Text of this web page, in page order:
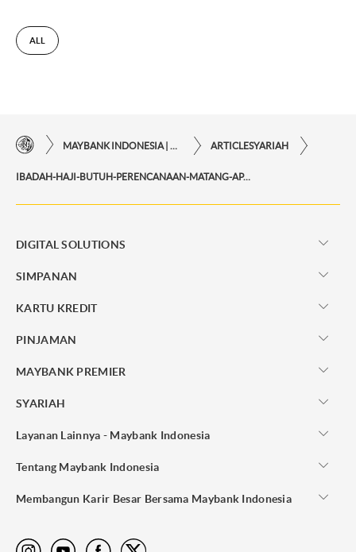
ALL
ARTICLESYARIAH
IBADAH-HAJI-BUTUH-PERENCANAAN-MATANG-APA-SAJA
DIGITAL SOLUTIONS
SIMPANAN
KARTU KREDIT
PINJAMAN
MAYBANK PREMIER
SYARIAH
Layanan Lainnya - Maybank Indonesia
Tentang Maybank Indonesia
Membangun Karir Besar Bersama Maybank Indonesia